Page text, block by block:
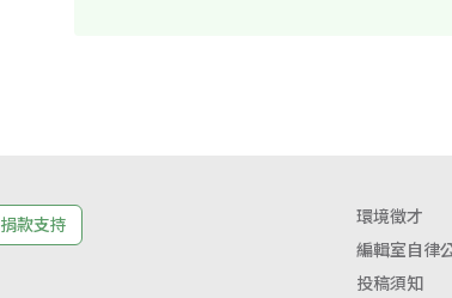
捐款支持 環境徵才
編輯室自律
投稿須知